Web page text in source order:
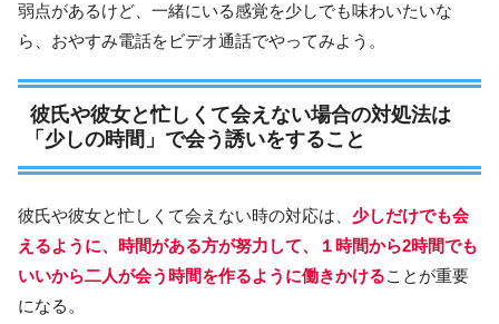
弱点があるけど、一緒にいる感覚を少しでも味わいたいな
ら、おやすみ電話をビデオ通話でやってみよう。
彼氏や彼女と忙しくて会えない場合の対処法は
「少しの時間」で会う誘いをすること
彼氏や彼女と忙しくて会えない時の対応は、 少しだけでも会
えるように、時間がある方が努力して、１時間から2時間でも
いいから二人が会う時間を作るように働きかけることが重要
になる。